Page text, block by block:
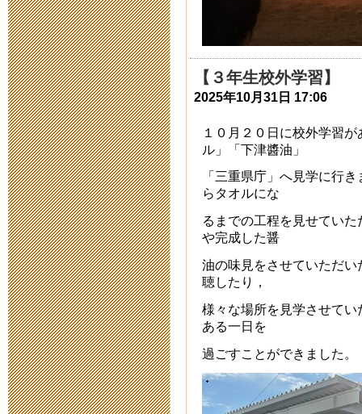
ついて
2015年9月 8日
地球と三重の
2015年9月 7日
理数体験フェ
2015年9月 7日
わくわく！！
2015年9月 7日
小倉百人一首
せ
2015年9月 4日
【３年生校外学習】
2025年10月31日 17:06
１０月２０日に校外学習
ル」「下津醬油」
「三重県庁」へ見学に行
らタオルにな
るまでの工程を見せてい
や完成した醤
油の味見をさせていただ
聴したり，
様々な場所を見学させて
ある一日を
過ごすことができました。